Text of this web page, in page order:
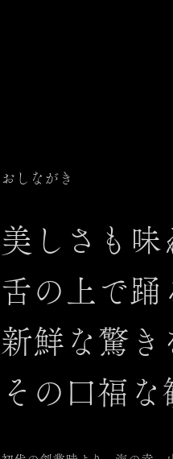
おしながき
美しさも味
舌の上で踊
新鮮な驚き
その口福な